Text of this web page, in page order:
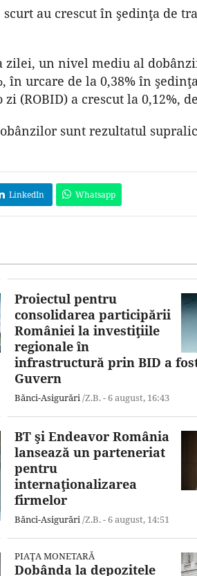
au crescut în şedinţa de
zilei, un nivel mediu al
în urcare de la 0,38% în
(ROBID) a crescut la 0,12%,
sunt rezultatul
LinkedIn Whatsapp
Proiectul pentru
consolidarea participării
României la investiţiile
regionale în
infrastructură prin BID a
Guvern
Bănci-Asigurări /Z.B. -6 august, 16:43
BT şi Endeavor România
lansează un parteneriat
pentru
internaţionalizarea
firmelor
Bănci-Asigurări /Z.B. -6 august, 14:51
PIAŢA MONETARĂ
Dobânda la depozitele